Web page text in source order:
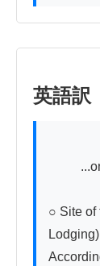
英語訳
○ Site of